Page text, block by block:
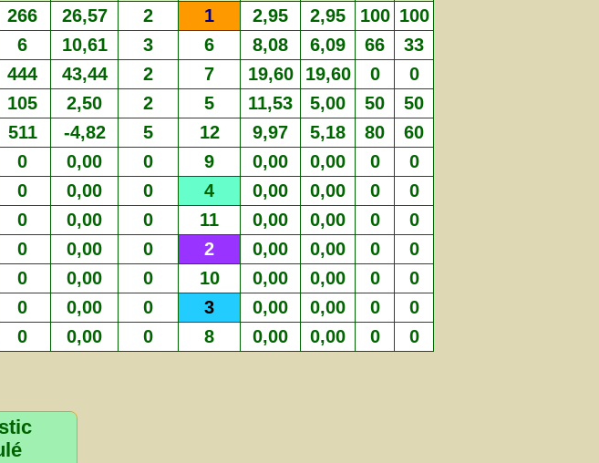
266 26,57 2 1 2,95 2,95 100 100
6 10,61 3 6 8,08 6,09 66 33
444 43,44 2 7 19,60 19,60 0 0
105 2,50 2 5 11,53 5,00 50 50
511 -4,82 5 12 9,97 5,18 80 60
0 0,00 0 9 0,00 0,00 0 0
0 0,00 0 4 0,00 0,00 0 0
0 0,00 0 11 0,00 0,00 0 0
0 0,00 0 2 0,00 0,00 0 0
0 0,00 0 10 0,00 0,00 0 0
0 0,00 0 3 0,00 0,00 0 0
0 0,00 0 8 0,00 0,00 0 0